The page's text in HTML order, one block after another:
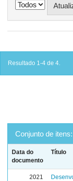
Resultado 1-4 de 4.
Conjunto de itens:
Data do
documento
Título
2021